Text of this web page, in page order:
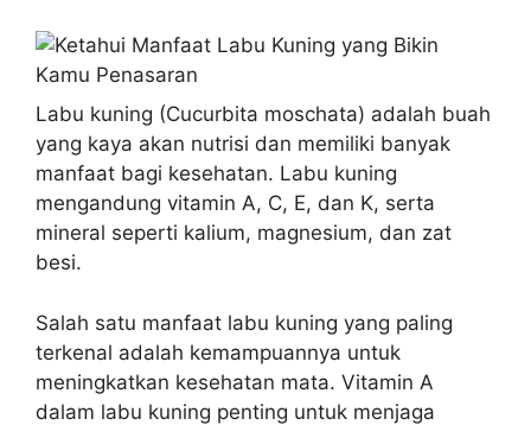
Labu kuning (Cucurbita moschata) adalah buah
yang kaya akan nutrisi dan memiliki banyak
manfaat bagi kesehatan. Labu kuning
mengandung vitamin A, C, E, dan K, serta
mineral seperti kalium, magnesium, dan zat
besi.
Salah satu manfaat labu kuning yang paling
terkenal adalah kemampuannya untuk
meningkatkan kesehatan mata. Vitamin A
dalam labu kuning penting untuk menjaga